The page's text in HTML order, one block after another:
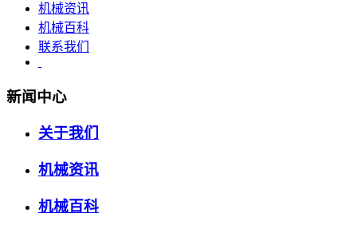
机械资讯
机械百科
联系我们
新闻中心
关于我们
机械资讯
机械百科